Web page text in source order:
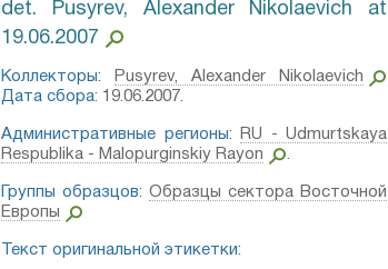
det. Pusyrev, Alexander Nikolaevich at
19.06.2007
Коллекторы:
Pusyrev, Alexander Nikolaevich
Дата сбора: 19.06.2007.
Административные регионы:
RU - Udmurtskaya
Respublika - Malopurginskiy Rayon
.
Группы образцов: Образцы сектора Восточной
Европы
Текст оригинальной этикетки: